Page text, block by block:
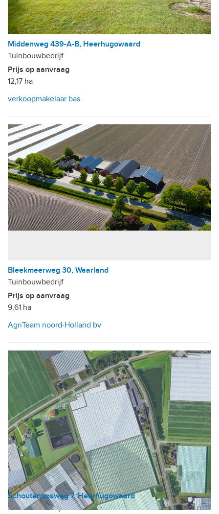
Middenweg 439-A-B, Heerhugowaard
Tuinbouwbedrijf
Prijs op aanvraag
12,17 ha
verkoopmakelaar bas
Bleekmeerweg 30, Waarland
Tuinbouwbedrijf
Prijs op aanvraag
9,61 ha
AgriTeam noord-Holland bv
Schoutenbosweg 7, Heerhugowaard
Tuinbouwbedrijf